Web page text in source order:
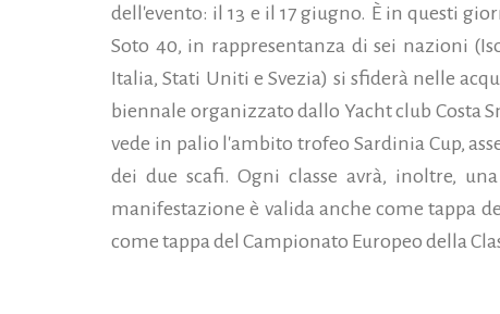
dell'evento: il 13 e il 17 giugno. È in questi
Soto 40, in rappresentanza di sei nazioni
Italia, Stati Uniti e Svezia) si sfiderà nelle
biennale organizzato dallo Yacht club Costa
vede in palio l'ambito trofeo Sardinia Cup,
dei due scafi. Ogni classe avrà, inoltre,
manifestazione è valida anche come tappa
come tappa del Campionato Europeo della